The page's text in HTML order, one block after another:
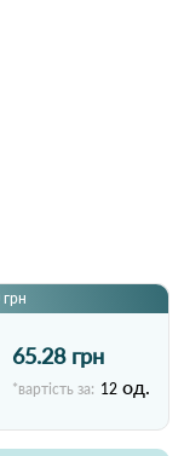
65.28 грн
*вартість за: 12 од.